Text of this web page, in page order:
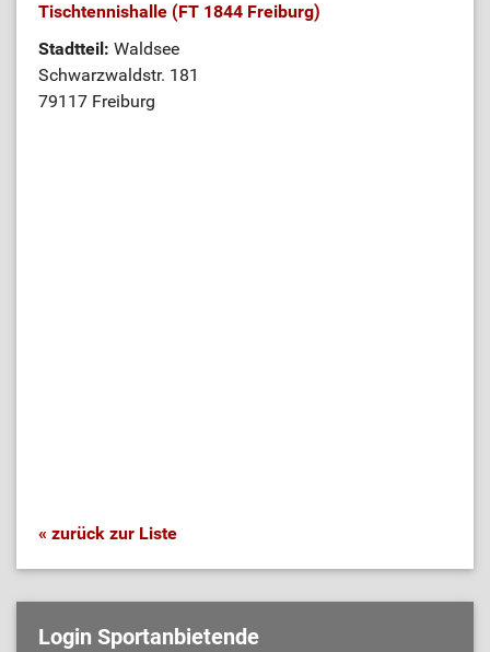
Tischtennishalle (FT 1844 Freiburg)
Stadtteil: Waldsee
Schwarzwaldstr. 181
79117 Freiburg
« zurück zur Liste
Login Sportanbietende